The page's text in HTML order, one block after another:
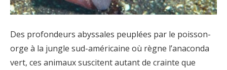
Des profondeurs abyssales peuplées par le poisson-
orge à la jungle sud-américaine où règne l’anaconda
vert, ces animaux suscitent autant de crainte que